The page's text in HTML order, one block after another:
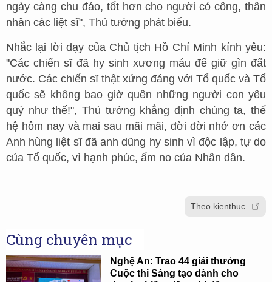
ngày càng chu đáo, tốt hơn cho người có công, thân
nhân các liệt sĩ", Thủ tướng phát biểu.
Nhắc lại lời dạy của Chủ tịch Hồ Chí Minh kính yêu:
"Các chiến sĩ đã hy sinh xương máu để giữ gìn đất
nước. Các chiến sĩ thật xứng đáng với Tổ quốc và Tổ
quốc sẽ không bao giờ quên những người con yêu
quý như thế!", Thủ tướng khẳng định chúng ta, thế
hệ hôm nay và mai sau mãi mãi, đời đời nhớ ơn các
Anh hùng liệt sĩ đã anh dũng hy sinh vì độc lập, tự do
của Tổ quốc, vì hạnh phúc, ấm no của Nhân dân.
Theo kienthuc
Cùng chuyên mục
Nghệ An: Trao 44 giải thưởng
Cuộc thi Sáng tạo dành cho